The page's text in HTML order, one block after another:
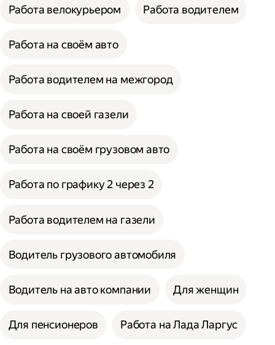
Работа велокурьером Работа водителем
Работа на своём авто
Работа водителем на межгород
Работа на своей газели
Работа на своём грузовом авто
Работа по графику 2 через 2
Работа водителем на газели
Водитель грузового автомобиля
Водитель на авто компании Для женщин
Для пенсионеров Работа на Лада Ларгус